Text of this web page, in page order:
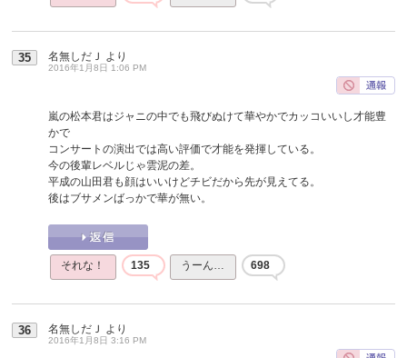
35 名無しだＪ より
2016年1月8日 1:06 PM
嵐の松本君はジャニの中でも飛びぬけて華やかでカッコいいし才能豊
かで
コンサートの演出では高い評価で才能を発揮している。
今の後輩レベルじゃ雲泥の差。
平成の山田君も顔はいいけどチビだから先が見えてる。
後はブサメンばっかで華が無い。
それな！ 135 うーん… 698
36 名無しだＪ より
2016年1月8日 3:16 PM